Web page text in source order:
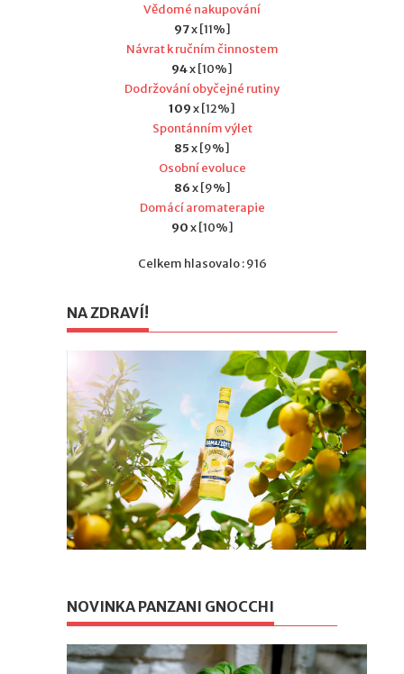
Vědomé nakupování
97x [11%]
Návrat k ručním činnostem
94x [10%]
Dodržování obyčejné rutiny
109x [12%]
Spontánním výlet
85x [9%]
Osobní evoluce
86x [9%]
Domácí aromaterapie
90x [10%]
Celkem hlasovalo : 916
NA ZDRAVÍ!
NOVINKA PANZANI GNOCCHI